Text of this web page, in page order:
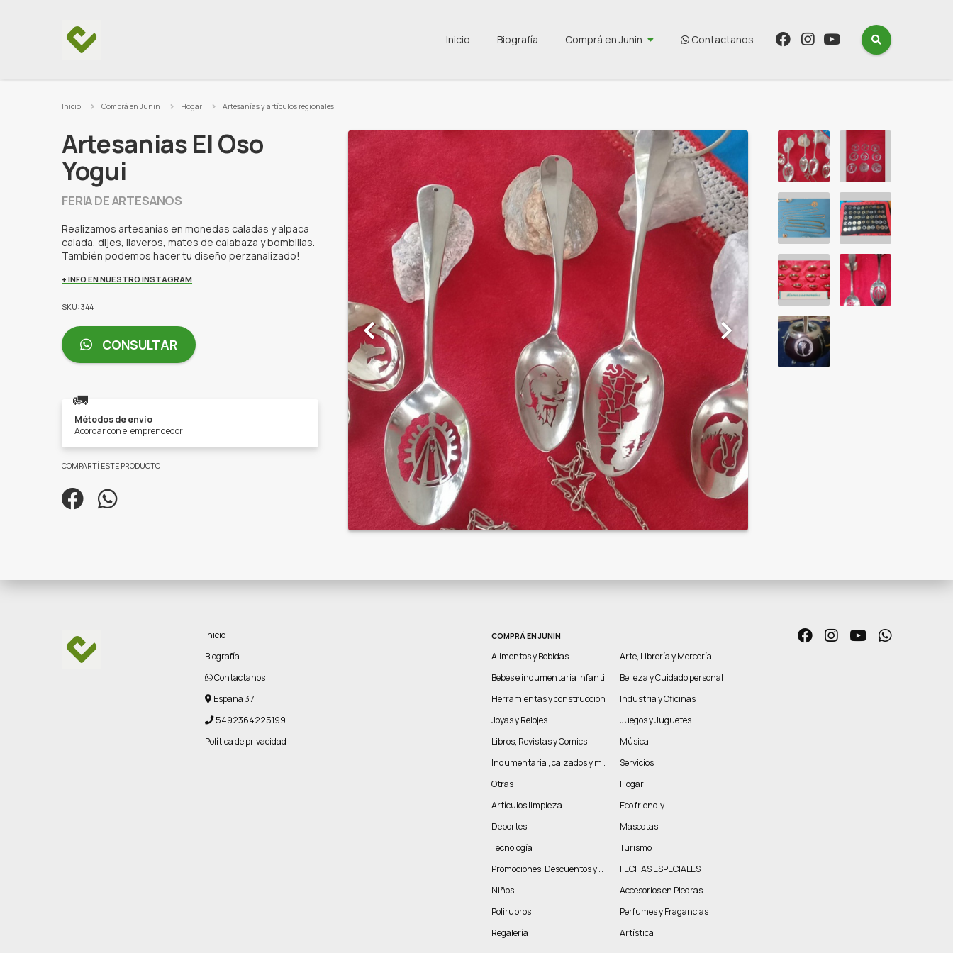
Inicio Biografía Comprá en Junin Contactanos
Inicio Comprá en Junin Hogar Artesanías y artículos regionales
Artesanias El Oso
Yogui
FERIA DE ARTESANOS
Realizamos artesanías en monedas caladas y alpaca
calada, dijes, llaveros, mates de calabaza y bombillas.
También podemos hacer tu diseño perzanalizado!
+ INFO EN NUESTRO INSTAGRAM
SKU: 344
CONSULTAR
🚛
Métodos de envío
Acordar con el emprendedor
COMPARTÍ ESTE PRODUCTO
Inicio
Biografía
Contactanos
España 37
5492364225199
Política de privacidad
COMPRÁ EN JUNIN
Alimentos y Bebidas
Arte, Librería y Mercería
Bebés e indumentaria infantil
Belleza y Cuidado personal
Herramientas y construcción
Industria y Oficinas
Joyas y Relojes
Juegos y Juguetes
Libros, Revistas y Comics
Música
Indumentaria , calzados y marroquinería
Servicios
Otras
Hogar
Artículos limpieza
Eco friendly
Deportes
Mascotas
Tecnología
Turismo
Promociones, Descuentos y más
FECHAS ESPECIALES
Niños
Accesorios en Piedras
Polirubros
Perfumes y Fragancias
Regalería
Artística